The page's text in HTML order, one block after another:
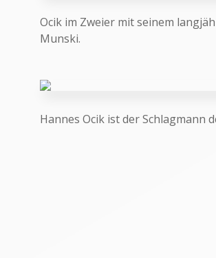
Ocik im Zweier mit seinem
Munski.
Hannes Ocik ist der Schlagmann